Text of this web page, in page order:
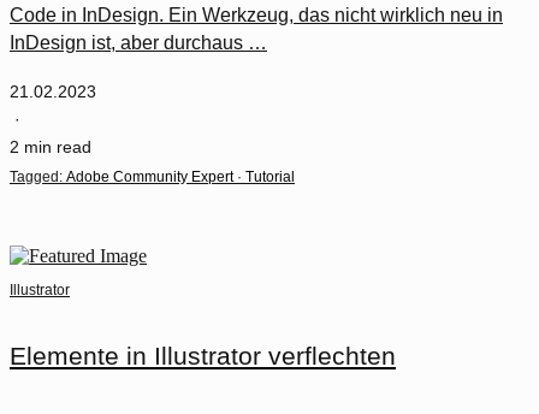
Code in InDesign. Ein Werkzeug, das nicht wirklich neu in
InDesign ist, aber durchaus …
21.02.2023
·
2 min read
Tagged: Adobe Community Expert· Tutorial
Illustrator
Elemente in Illustrator verflechten